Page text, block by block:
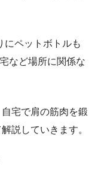
にペットボトルも
など場所に関係な
宅で肩の筋肉を鍛
説していきます。